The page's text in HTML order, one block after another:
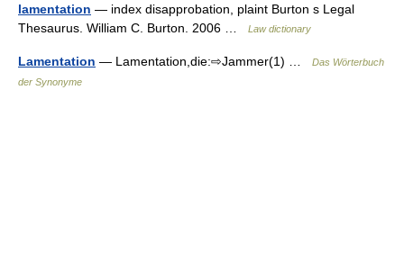
lamentation — index disapprobation, plaint Burton s Legal
Thesaurus. William C. Burton. 2006 …
Law dictionary
Lamentation — Lamentation,die:⇨Jammer(1) …
Das Wörterbuch
der Synonyme